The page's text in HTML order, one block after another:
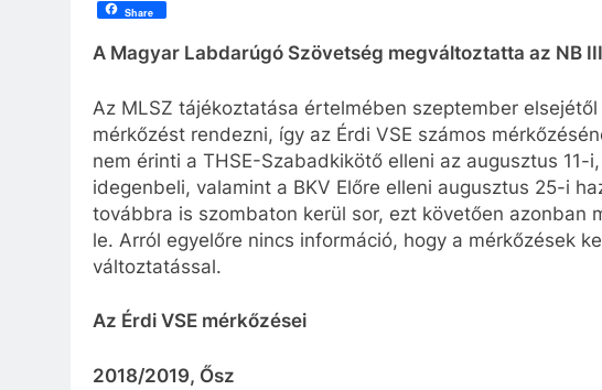
Share
A Magyar Labdarúgó Szövetség megváltoztatta az NB
Az MLSZ tájékoztatása értelmében szeptember
mérkőzést rendezni, így az Érdi VSE számos
nem érinti a THSE-Szabadkikötő elleni az augusztus 11-
idegenbeli, valamint a BKV Előre elleni augusztus 25-i
továbbra is szombaton kerül sor, ezt követően azonban
le. Arról egyelőre nincs információ, hogy a mérkőzések
változtatással.
Az Érdi VSE mérkőzései
2018/2019, Ősz